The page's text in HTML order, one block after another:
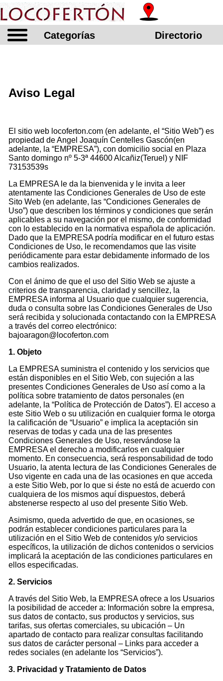
Categorías Directorio
Aviso Legal
El sitio web locoferton.com (en adelante, el “Sitio Web”) es
propiedad de Angel Joaquín Centelles Gascón(en
adelante, la “EMPRESA”), con domicilio social en Plaza
Santo domingo nº 5-3ª 44600 Alcañiz(Teruel) y NIF
73153539s
La EMPRESA le da la bienvenida y le invita a leer
atentamente las Condiciones Generales de Uso de este
Sito Web (en adelante, las “Condiciones Generales de
Uso”) que describen los términos y condiciones que serán
aplicables a su navegación por el mismo, de conformidad
con lo establecido en la normativa española de aplicación.
Dado que la EMPRESA podría modificar en el futuro estas
Condiciones de Uso, le recomendamos que las visite
periódicamente para estar debidamente informado de los
cambios realizados.
Con el ánimo de que el uso del Sitio Web se ajuste a
criterios de transparencia, claridad y sencillez, la
EMPRESA informa al Usuario que cualquier sugerencia,
duda o consulta sobre las Condiciones Generales de Uso
será recibida y solucionada contactando con la EMPRESA
a través del correo electrónico:
bajoaragon@locoferton.com
1. Objeto
La EMPRESA suministra el contenido y los servicios que
están disponibles en el Sitio Web, con sujeción a las
presentes Condiciones Generales de Uso así como a la
política sobre tratamiento de datos personales (en
adelante, la “Política de Protección de Datos”). El acceso a
este Sitio Web o su utilización en cualquier forma le otorga
la calificación de “Usuario” e implica la aceptación sin
reservas de todas y cada una de las presentes
Condiciones Generales de Uso, reservándose la
EMPRESA el derecho a modificarlos en cualquier
momento. En consecuencia, será responsabilidad de todo
Usuario, la atenta lectura de las Condiciones Generales de
Uso vigente en cada una de las ocasiones en que acceda
a este Sitio Web, por lo que si éste no está de acuerdo con
cualquiera de los mismos aquí dispuestos, deberá
abstenerse respecto al uso del presente Sitio Web.
Asimismo, queda advertido de que, en ocasiones, se
podrán establecer condiciones particulares para la
utilización en el Sitio Web de contenidos y/o servicios
específicos, la utilización de dichos contenidos o servicios
implicará la aceptación de las condiciones particulares en
ellos especificadas.
2. Servicios
A través del Sitio Web, la EMPRESA ofrece a los Usuarios
la posibilidad de acceder a: Información sobre la empresa,
sus datos de contacto, sus productos y servicios, sus
tarifas, sus ofertas comerciales, su ubicación – Un
apartado de contacto para realizar consultas facilitando
sus datos de carácter personal – Links para acceder a
redes sociales (en adelante los “Servicios”).
3. Privacidad y Tratamiento de Datos